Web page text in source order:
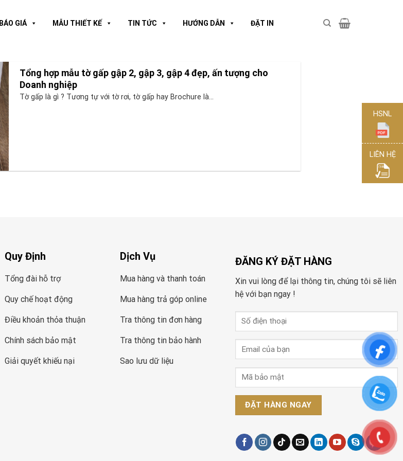
BÁO GIÁ MẪU THIẾT KẾ TIN TỨC HƯỚNG DẪN ĐẶT IN
Tổng hợp mẫu tờ gấp gập 2, gập 3, gập 4 đẹp, ấn tượng cho
Doanh nghiệp
Tờ gấp là gì ? Tương tự với tờ rơi, tờ gấp hay Brochure là...
Quy Định
Tổng đài hỗ trợ
Quy chế hoạt động
Điều khoản thỏa thuận
Chính sách bảo mật
Giải quyết khiếu nại
Dịch Vụ
Mua hàng và thanh toán
Mua hàng trả góp online
Tra thông tin đơn hàng
Tra thông tin bảo hành
Sao lưu dữ liệu
ĐĂNG KÝ ĐẶT HÀNG
Xin vui lòng để lại thông tin, chúng tôi sẽ liên
hệ với bạn ngay !
HSNL
LIÊN HỆ